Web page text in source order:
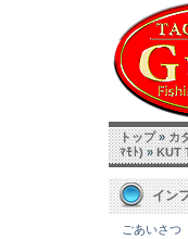
トップ»カ
ﾏﾓﾄ)»KUT
イン
ごあいさつ